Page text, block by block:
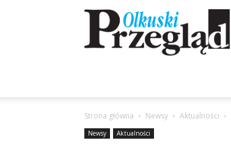
Przegląd
Olkuski
Strona główna Newsy Aktualności
Newsy Aktualności